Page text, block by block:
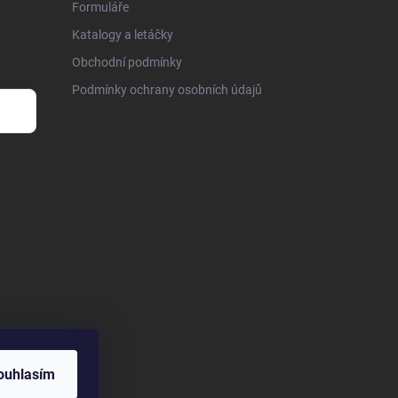
Formuláře
Katalogy a letáčky
Obchodní podmínky
Podmínky ochrany osobních údajů